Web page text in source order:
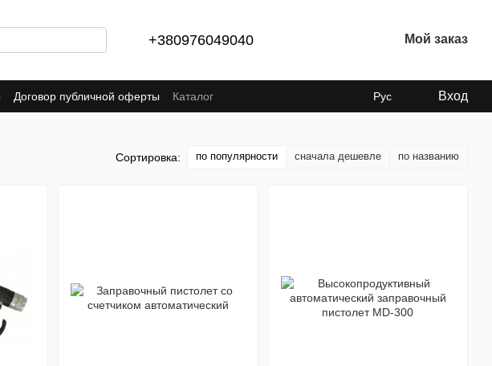
+380976049040 Мой заказ
Договор публичной оферты Каталог Рус Вход
Сортировка: по популярности сначала дешевле по названию